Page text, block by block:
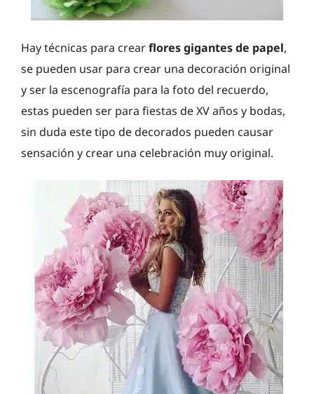
Hay técnicas para crearflores gigantes de papel,
se pueden usar para crear una decoración original
y ser la escenografía para la foto del recuerdo,
estas pueden ser para fiestas de XV años y bodas,
sin duda este tipo de decorados pueden causar
sensación y crear una celebración muy original.